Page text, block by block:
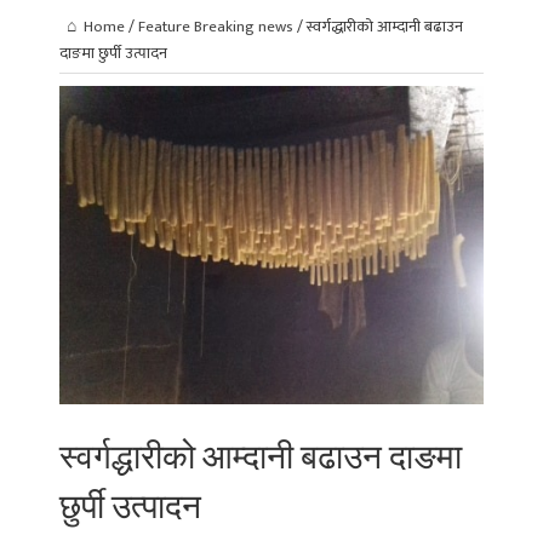
Home/Feature Breaking news/स्वर्गद्धारीको आम्दानी बढाउन
दाङमा छुर्पी उत्पादन
स्वर्गद्धारीको आम्दानी बढाउन दाङमा
छुर्पी उत्पादन